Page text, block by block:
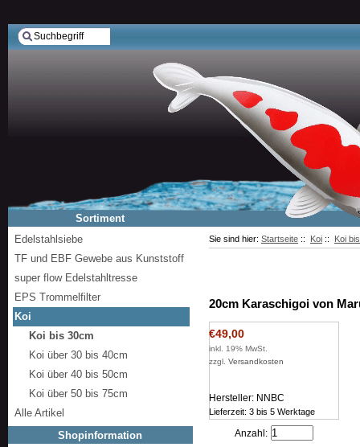
Sie sind hier: Startseite :: Koi :: Koi
20cm Karaschigoi von
€49,00
inkl. 19% MwSt.
zzgl. Versandkosten
Hersteller: NNBC
Lieferzeit: 3 bis 5 Werktage
Anzahl:
Sortiment
Edelstahlsiebe
TF und EBF Gewebe aus Kunststoff
super flow Edelstahltresse
EPS Trommelfilter
Koi
Koi bis 30cm
Koi über 30 bis 40cm
Koi über 40 bis 50cm
Koi über 50 bis 75cm
Alle Artikel
Shopinformation